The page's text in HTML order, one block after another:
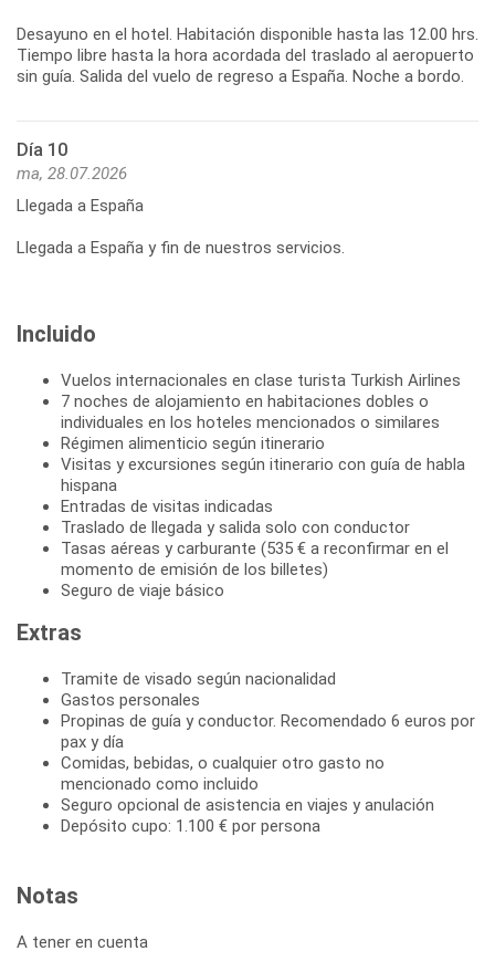
Desayuno en el hotel. Habitación disponible hasta las 12.00 hrs.
Tiempo libre hasta la hora acordada del traslado al aeropuerto
sin guía. Salida del vuelo de regreso a España. Noche a bordo.
Día 10
ma, 28.07.2026
Llegada a España
Incluido
Vuelos internacionales en clase turista Turkish Airlines
7 noches de alojamiento en habitaciones dobles o
individuales en los hoteles mencionados o similares
Régimen alimenticio según itinerario
Visitas y excursiones según itinerario con guía de habla
hispana
Entradas de visitas indicadas
Traslado de llegada y salida solo con conductor
Tasas aéreas y carburante (535 € a reconfirmar en el
momento de emisión de los billetes)
Seguro de viaje básico
Extras
Tramite de visado según nacionalidad
Gastos personales
Propinas de guía y conductor. Recomendado 6 euros por
pax y día
Comidas, bebidas, o cualquier otro gasto no
mencionado como incluido
Seguro opcional de asistencia en viajes y anulación
Depósito cupo: 1.100 € por persona
Notas
A tener en cuenta